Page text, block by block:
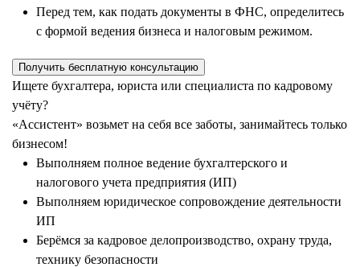
Перед тем, как подать документы в ФНС, определитесь
с формой ведения бизнеса и налоговым режимом.
Получить бесплатную консультацию
Ищете бухгалтера, юриста или специалиста по кадровому
учёту?
«Ассистент» возьмет на себя все заботы, занимайтесь только
бизнесом!
Выполняем полное ведение бухгалтерского и
налогового учета предприятия (ИП)
Выполняем юридическое сопровождение деятельности
ИП
Берёмся за кадровое делопроизводство, охрану труда,
технику безопасности